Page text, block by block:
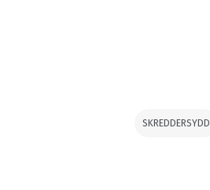
SKREDDERSYDD